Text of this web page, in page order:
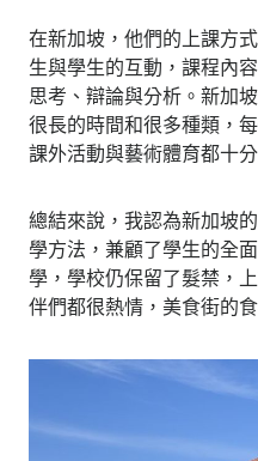
在新加坡，他們的上課方
生與學生的互動，課程內
思考、辯論與分析。新加
很長的時間和很多種類，
課外活動與藝術體育都十
總結來說，我認為新加坡
學方法，兼顧了學生的全
學，學校仍保留了髮禁，
伴們都很熱情，美食街的